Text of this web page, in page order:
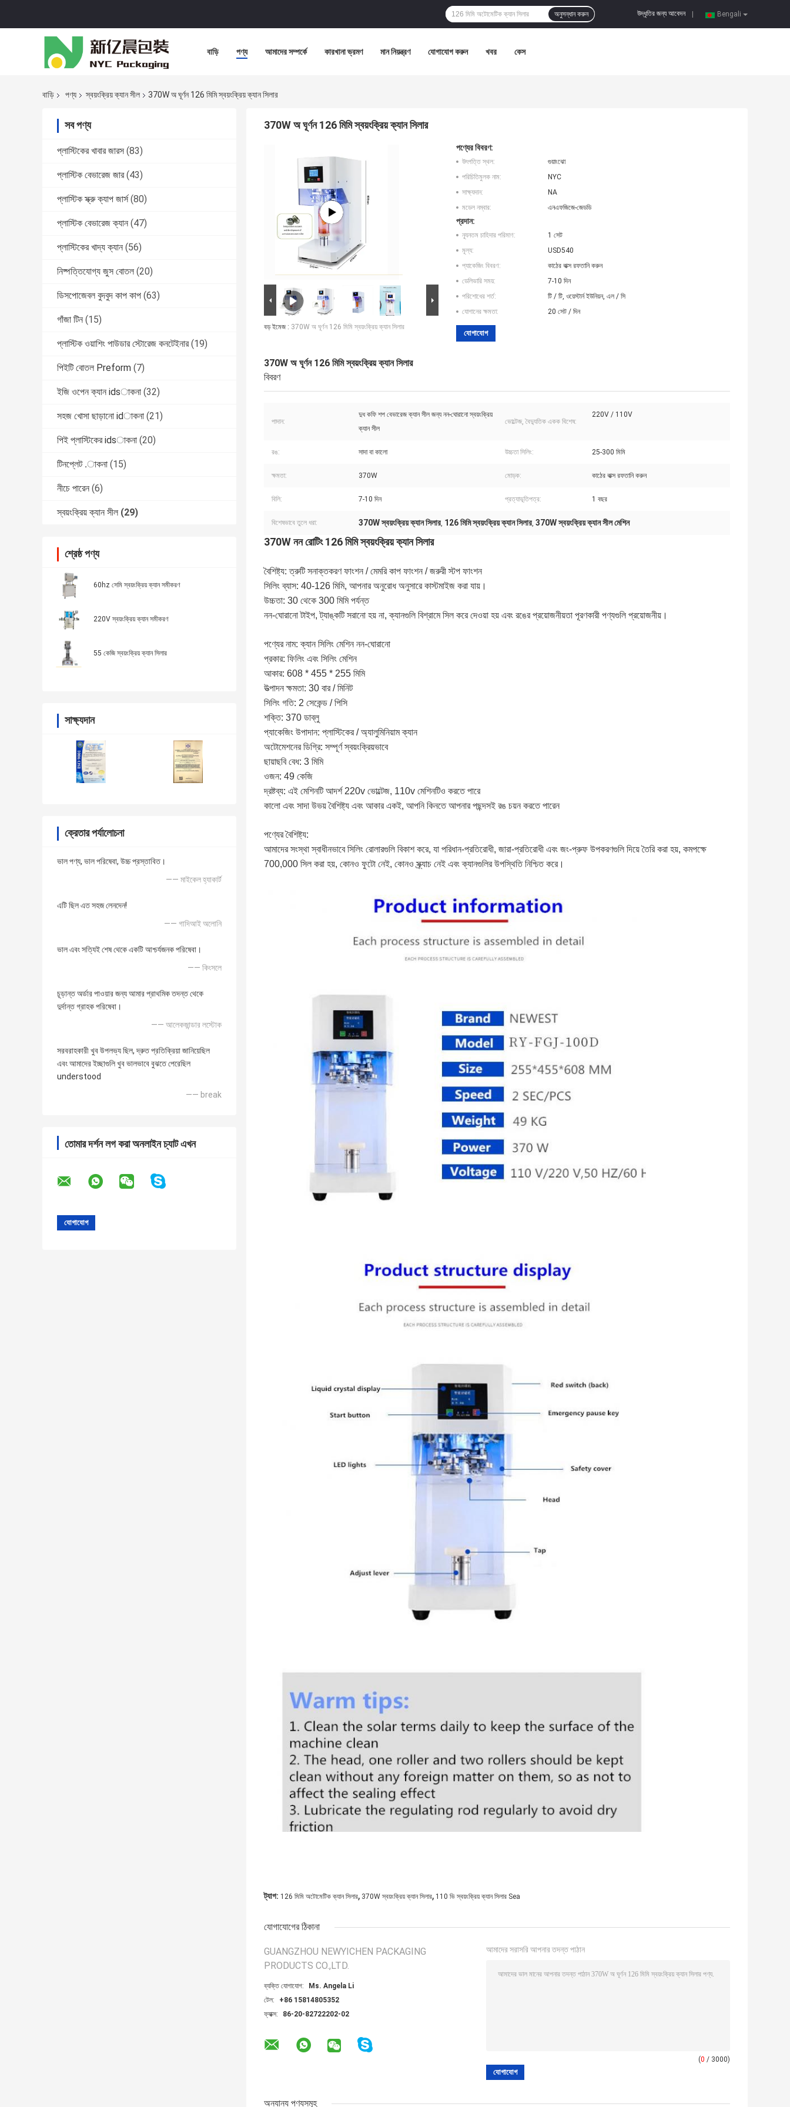
Bengali
উদ্ধৃতির জন্য আবেদন
অনুসন্ধান করুন
বাড়ি পণ্য আমাদের সম্পর্কে কারখানা ভ্রমণ মান নিয়ন্ত্রণ যোগাযোগ করুন খবর কেস
বাড়ি পণ্য স্বয়ংক্রিয় ক্যান সীল 370W অ ঘূর্ণন 126 মিমি স্বয়ংক্রিয় ক্যান সিলার
সব পণ্য
প্লাস্টিকের খাবার জারস (83)
প্লাস্টিক বেভারেজ জার (43)
প্লাস্টিক স্ক্রু ক্যাপ জার্স (80)
প্লাস্টিক বেভারেজ ক্যান (47)
প্লাস্টিকের খাদ্য ক্যান (56)
নিষ্পত্তিযোগ্য জুস বোতল (20)
ডিসপোজেবল বুদবুদ কাপ কাপ (63)
গাঁজা টিন (15)
প্লাস্টিক ওয়াশিং পাউডার স্টোরেজ কনটেইনার (19)
পিইটি বোতল Preform (7)
ইজি ওপেন ক্যান idsাকনা (32)
সহজ খোসা ছাড়ানো idাকনা (21)
পিই প্লাস্টিকের idsাকনা (20)
টিনপ্লেট .াকনা (15)
নীচে পারেন (6)
স্বয়ংক্রিয় ক্যান সীল (29)
শ্রেষ্ঠ পণ্য
60hz সেমি স্বয়ংক্রিয় ক্যান সমীকরণ
220V স্বয়ংক্রিয় ক্যান সমীকরণ
55 কেজি স্বয়ংক্রিয় ক্যান সিলার
সাক্ষ্যদান
ক্রেতার পর্যালোচনা
ভাল পণ্য, ভাল পরিষেবা, উচ্চ প্রস্তাবিত।
—— মাইকেল হ্যাকার্ট
এটি ছিল এত সহজ লেনদেন!
—— গাদিআই অলোনি
ভাল এবং সত্যিই শেষ থেকে একটি আশ্চর্যজনক পরিষেবা।
—— কিংসলে
চূড়ান্ত অর্ডার পাওয়ার জন্য আমার প্রাথমিক তদন্ত থেকে
দুর্দান্ত গ্রাহক পরিষেবা।
—— আলেকজান্ডার লস্টোক
সরবরাহকারী খুব উপলভ্য ছিল, দ্রুত প্রতিক্রিয়া জানিয়েছিল
এবং আমাদের ইচ্ছাগুলি খুব ভালভাবে বুঝতে পেরেছিল
understood
—— break
তোমার দর্শন লগ করা অনলাইন চ্যাট এখন
370W অ ঘূর্ণন 126 মিমি স্বয়ংক্রিয় ক্যান সিলার
বড় ইমেজ : 370W অ ঘূর্ণন 126 মিমি স্বয়ংক্রিয় ক্যান সিলার
পণ্যের বিবরণ:
উৎপত্তি স্থল:
গুয়াংঝো
পরিচিতিমুলক নাম:
NYC
সাক্ষ্যদান:
NA
মডেল নম্বার:
এনএফজিজে-জেডডি
প্রদান:
ন্যূনতম চাহিদার পরিমাণ:
1 সেট
মূল্য:
USD540
প্যাকেজিং বিবরণ:
কাঠের বাক্স রফতানি করুন
ডেলিভারি সময়:
7-10 দিন
পরিশোধের শর্ত:
টি / টি, ওয়েস্টার্ন ইউনিয়ন, এল / সি
যোগানের ক্ষমতা:
20 সেট / দিন
যোগাযোগ
370W অ ঘূর্ণন 126 মিমি স্বয়ংক্রিয় ক্যান সিলার
বিবরণ
পাদান:
দুধ কফি শপ বেভারেজ ক্যান সীল জন্য নন-ঘোরানো স্বয়ংক্রিয়
ক্যান সীল
ভোল্টেজ, বৈদ্যুতিক একক বিশেষ:
220V / 110V
রঙ: সাদা বা কালো উচ্চতা সিলিং: 25-300 মিমি
ক্ষমতা: 370W মোড়ক: কাঠের বাক্স রফতানি করুন
বিলি: 7-10 দিন প্রত্যাভূতিপত্র: 1 বছর
বিশেষভাবে তুলে ধরা: 370W স্বয়ংক্রিয় ক্যান সিলার, 126 মিমি স্বয়ংক্রিয় ক্যান সিলার, 370W স্বয়ংক্রিয় ক্যান সীল মেশিন
370W নন রোটিং 126 মিমি স্বয়ংক্রিয় ক্যান সিলার
বৈশিষ্ট্য: ত্রুটি সনাক্তকরণ ফাংশন / মেমরি কাপ ফাংশন / জরুরী স্টপ ফাংশন
সিলিং ব্যাস: 40-126 মিমি, আপনার অনুরোধ অনুসারে কাস্টমাইজ করা যায়।
উচ্চতা: 30 থেকে 300 মিমি পর্যন্ত
নন-ঘোরানো টাইপ, ট্যাঙ্কটি সরানো হয় না, ক্যানগুলি বিশ্রামে সিল করে দেওয়া হয় এবং রঙের প্রয়োজনীয়তা পূরণকারী পণ্যগুলি প্রয়োজনীয়।
পণ্যের নাম: ক্যান সিলিং মেশিন নন-ঘোরানো
প্রকার: ফিলিং এবং সিলিং মেশিন
আকার: 608 * 455 * 255 মিমি
উত্পাদন ক্ষমতা: 30 বার / মিনিট
সিলিং গতি: 2 সেকেন্ড / পিসি
শক্তি: 370 ডাব্লু
প্যাকেজিং উপাদান: প্লাস্টিকের / অ্যালুমিনিয়াম ক্যান
অটোমেশনের ডিগ্রি: সম্পূর্ণ স্বয়ংক্রিয়ভাবে
ছায়াছবি বেধ: 3 মিমি
ওজন: 49 কেজি
দ্রষ্টব্য: এই মেশিনটি আদর্শ 220v ভোল্টেজ, 110v মেশিনটিও করতে পারে
কালো এবং সাদা উভয় বৈশিষ্ট্য এবং আকার একই, আপনি কিনতে আপনার পছন্দসই রঙ চয়ন করতে পারেন
পণ্যের বৈশিষ্ট্য:
আমাদের সংস্থা স্বাধীনভাবে সিলিং রোলারগুলি বিকাশ করে, যা পরিধান-প্রতিরোধী, জারা-প্রতিরোধী এবং জং-প্রুফ উপকরণগুলি দিয়ে তৈরি করা হয়, কমপক্ষে
700,000 সিল করা হয়, কোনও ফুটো নেই, কোনও স্ক্র্যাচ নেই এবং ক্যানগুলির উপস্থিতি নিশ্চিত করে।
ট্যাগ: 126 মিমি অটোমেটিক ক্যান সিলার, 370W স্বয়ংক্রিয় ক্যান সিলার, 110 ভি স্বয়ংক্রিয় ক্যান সিলার Sea
যোগাযোগের ঠিকানা
GUANGZHOU NEWYICHEN PACKAGING
PRODUCTS CO.,LTD.
ব্যক্তি যোগাযোগ:
Ms. Angela Li
টেল:
+86 15814805352
ফ্যাক্স:
86-20-82722202-02
আমাদের সরাসরি আপনার তদন্ত পাঠান
(0 / 3000)
অন্যান্য পণ্যসমূহ